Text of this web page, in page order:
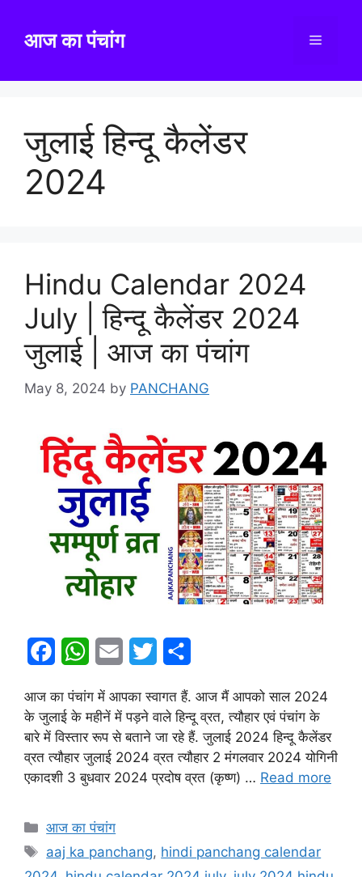
contentआज का पंचांग Menu
जुलाई हिन्दू कैलेंडर
2024
Hindu Calendar 2024
July | हिन्दू कैलेंडर 2024
जुलाई | आज का पंचांग
May 8, 2024 by PANCHANG
c
e
b
W
a
t
s
a
i
l
i
t
t
e
a
r
e
आज का पंचांग में आपका स्वागत हैं. आज मैं आपको साल 2024
के जुलाई के महीनें में पड़ने वाले हिन्दू व्रत, त्यौहार एवं पंचांग के
बारे में विस्तार रूप से बताने जा रहे हैं. जुलाई 2024 हिन्दू कैलेंडर
व्रत त्यौहार जुलाई 2024 व्रत त्यौहार 2 मंगलवार 2024 योगिनी
एकादशी 3 बुधवार 2024 प्रदोष व्रत (कृष्ण) … Read more
Categories
आज का पंचांग
Tags
aaj ka panchang, hindi panchang calendar